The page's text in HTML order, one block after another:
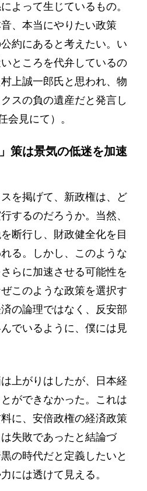
よって生じているもの。
、本当にやりたい政策
約にあると考えたい。い
ところを代弁しているの
上誠一郎氏と思われ、物
スの負の遺産だと発言し
会見にて）。
策は景気の低迷を加速
を掲げて、新政権は、ど
するのだろうか。当然、
断行し、財政健全化を目
る。しかし、このような
らに加速させる可能性を
このような政策を選択す
の論理ではなく、反安部
でいるように、僕には見
上がりはしたが、日本経
ができなかった。これは
に、安倍政権の経済政策
失敗であったと結論づ
の時代だと定義したいと
には透けて見える。